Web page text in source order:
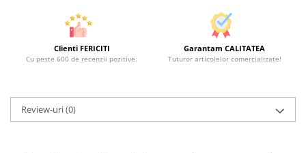
Clienti FERICITI
Cu peste 600 de recenzii pozitive.
Garantam CALITATEA
Tuturor articolelor comercializate!
Review-uri(0)